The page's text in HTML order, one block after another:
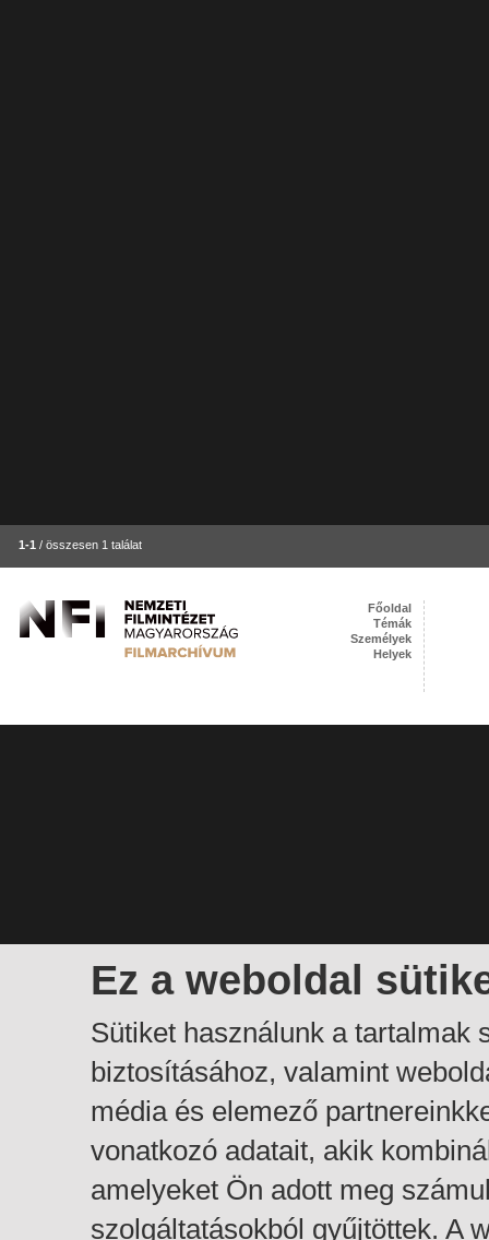
1-1 / összesen 1 találat
Ez a weboldal
Sütiket használunk a tartalmak
biztosításához, valamint
média és elemező
vonatkozó adatait, akik
amelyeket Ön adott meg
szolgáltatásokból gyűjtöttek. A
Főoldal
Témák
Személyek
Helyek